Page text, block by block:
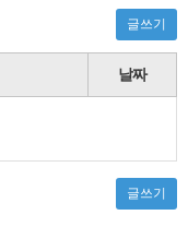
글쓰기
날짜
글쓰기